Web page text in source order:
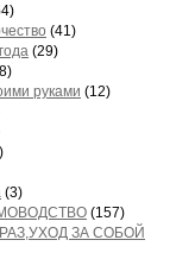
(41)
(29)
руками (12)
(3)
(157)
ЗА СОБОЙ